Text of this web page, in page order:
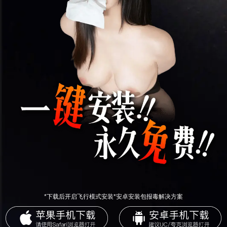
*下载后开启飞行模式安装*安卓安装包报毒解决方案